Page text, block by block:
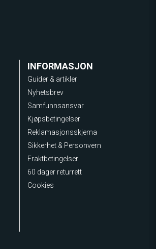
INFORMASJON
Guider & artikler
Nyhetsbrev
Samfunnsansvar
Kjøpsbetingelser
Reklamasjonsskjema
Sikkerhet & Personvern
Fraktbetingelser
60 dager returrett
Cookies